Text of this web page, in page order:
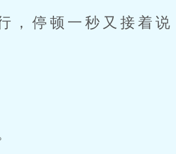
顿一秒又接着说